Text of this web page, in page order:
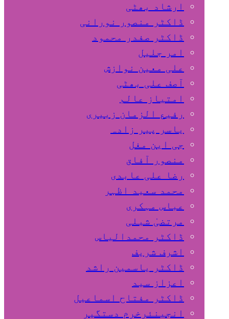
ارشاد بھٹی
ڈاکٹر منصور نورانی
ڈاکٹر صفدر محمود
امر جلیل
علی معین نوازش
آصف علی بھٹی
امتیاز عالم
رفیع الزمان زبیری
یاسر پیر زادہ
جی این مغل
منصور آفاق
رضا علی عابدی
محمد سعید اظہر
عباس مہکری
مرتضیٰ شبلی
ڈاکٹر محمدالیاس
اشرف شریف
ڈاکٹر یاسمین راشد
اعزاز سید
ڈاکٹر مفتاح اسماعیل
انجینئرخرم دستگیر